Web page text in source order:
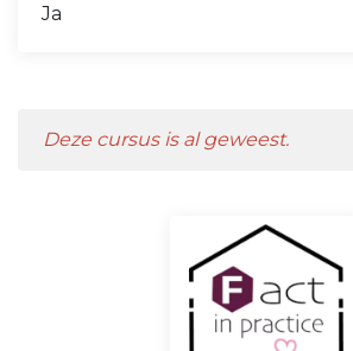
Ja
Deze cursus is al geweest.